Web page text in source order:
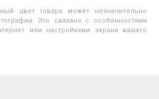
цвет товара может незначительно
Это связано с особенностями
или настройками экрана вашего